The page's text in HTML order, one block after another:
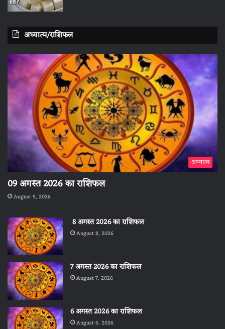
अध्यात्म/राशिफल
अध्यात्म
09 अगस्त 2026 का राशिफल
August 9, 2026
8 अगस्त 2026 का राशिफल
August 8, 2026
7 अगस्त 2026 का राशिफल
August 7, 2026
6 अगस्त 2026 का राशिफल
August 6, 2026